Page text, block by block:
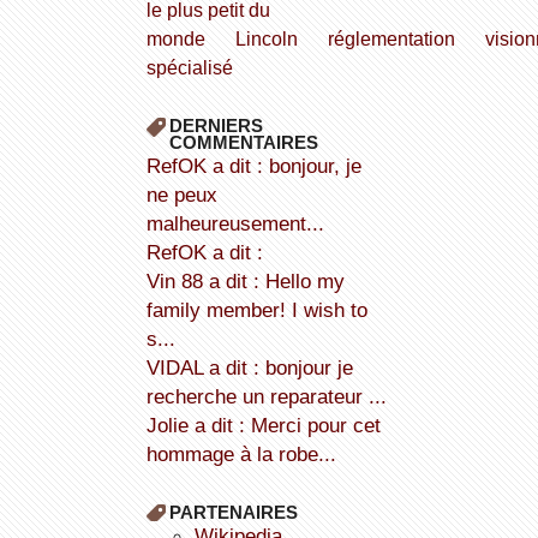
le plus petit du
monde
Lincoln réglementation
spécialisé
DERNIERS
COMMENTAIRES
refOK a dit : bonjour, je
ne peux
malheureusement...
refOK a dit :
Vin 88 a dit : Hello my
family member! I wish to
s...
VIDAL a dit : bonjour je
recherche un reparateur ...
Jolie a dit : Merci pour cet
hommage à la robe...
PARTENAIRES